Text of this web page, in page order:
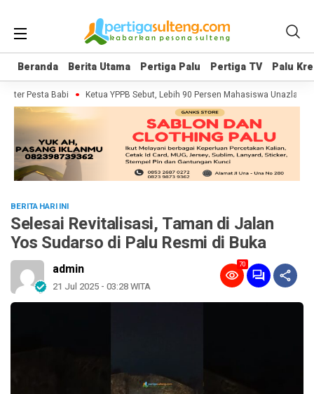
Beranda Berita Utama Pertiga Palu Pertiga TV Palu
Beranda Berita Utama Pertiga Palu Pertiga TV Palu
Pesta Babi Ketua YPPB Sebut, Lebih 90 Persen Mahasiswa Unazlam
BERITA HARI INI
Selesai Revitalisasi, Taman di Jalan
Yos Sudarso di Palu Resmi di Buka
admin
21 Jul 2025 - 03:28 WITA
70